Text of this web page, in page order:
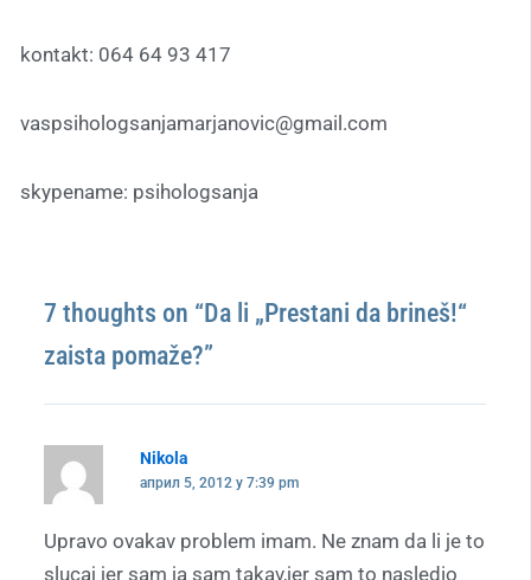
kontakt: 064 64 93 417
vaspsihologsanjamarjanovic@gmail.com
skypename: psihologsanja
7 thoughts on “Da li „Prestani da brineš!“
zaista pomaže?”
Nikola
април 5, 2012 у 7:39 pm
Upravo ovakav problem imam. Ne znam da li je to
slucaj jer sam ja sam takav,jer sam to nasledio